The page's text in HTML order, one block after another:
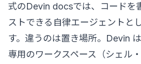
式のDevin docsでは、コードを
ストできる自律エージェントと
す。違うのは置き場所。Devin
専用のワークスペース（シェル